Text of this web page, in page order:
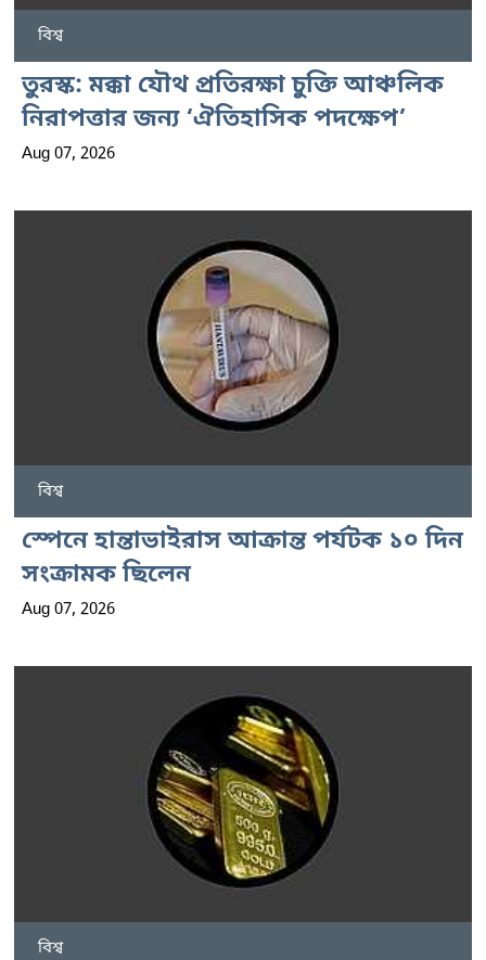
বিশ্ব
তুরস্ক: মক্কা যৌথ প্রতিরক্ষা চুক্তি আঞ্চলিক
নিরাপত্তার জন্য ‘ঐতিহাসিক পদক্ষেপ’
Aug 07, 2026
বিশ্ব
স্পেনে হান্তাভাইরাস আক্রান্ত পর্যটক ১০ দিন
সংক্রামক ছিলেন
Aug 07, 2026
বিশ্ব